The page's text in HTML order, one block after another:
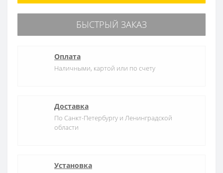
БЫСТРЫЙ ЗАКАЗ
Оплата
Наличными, картой или по счету
Доставка
По Санкт-Петербургу и Ленинградской
области
Установка